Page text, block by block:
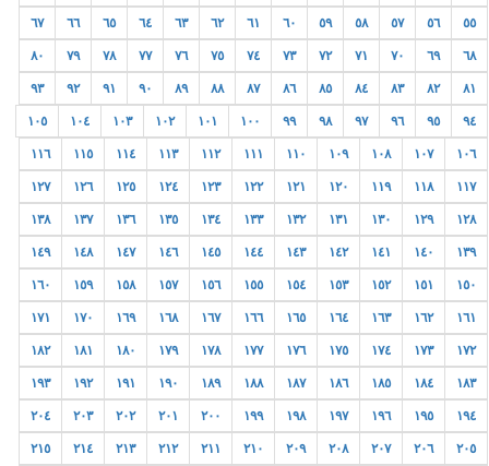
٥٥ ٥٦ ٥٧ ٥٨ ٥٩ ٦٠ ٦١ ٦٢ ٦٣ ٦٤ ٦٥ ٦٦ ٦٧
٦٨ ٦٩ ٧٠ ٧١ ٧٢ ٧٣ ٧٤ ٧٥ ٧٦ ٧٧ ٧٨ ٧٩ ٨٠
٨١ ٨٢ ٨٣ ٨٤ ٨٥ ٨٦ ٨٧ ٨٨ ٨٩ ٩٠ ٩١ ٩٢ ٩٣
٩٤ ٩٥ ٩٦ ٩٧ ٩٨ ٩٩ ١٠٠ ١٠١ ١٠٢ ١٠٣ ١٠٤ ١٠٥
١٠٦ ١٠٧ ١٠٨ ١٠٩ ١١٠ ١١١ ١١٢ ١١٣ ١١٤ ١١٥ ١١٦
١١٧ ١١٨ ١١٩ ١٢٠ ١٢١ ١٢٢ ١٢٣ ١٢٤ ١٢٥ ١٢٦ ١٢٧
١٢٨ ١٢٩ ١٣٠ ١٣١ ١٣٢ ١٣٣ ١٣٤ ١٣٥ ١٣٦ ١٣٧ ١٣٨
١٣٩ ١٤٠ ١٤١ ١٤٢ ١٤٣ ١٤٤ ١٤٥ ١٤٦ ١٤٧ ١٤٨ ١٤٩
١٥٠ ١٥١ ١٥٢ ١٥٣ ١٥٤ ١٥٥ ١٥٦ ١٥٧ ١٥٨ ١٥٩ ١٦٠
١٦١ ١٦٢ ١٦٣ ١٦٤ ١٦٥ ١٦٦ ١٦٧ ١٦٨ ١٦٩ ١٧٠ ١٧١
١٧٢ ١٧٣ ١٧٤ ١٧٥ ١٧٦ ١٧٧ ١٧٨ ١٧٩ ١٨٠ ١٨١ ١٨٢
١٨٣ ١٨٤ ١٨٥ ١٨٦ ١٨٧ ١٨٨ ١٨٩ ١٩٠ ١٩١ ١٩٢ ١٩٣
١٩٤ ١٩٥ ١٩٦ ١٩٧ ١٩٨ ١٩٩ ٢٠٠ ٢٠١ ٢٠٢ ٢٠٣ ٢٠٤
٢٠٥ ٢٠٦ ٢٠٧ ٢٠٨ ٢٠٩ ٢١٠ ٢١١ ٢١٢ ٢١٣ ٢١٤ ٢١٥